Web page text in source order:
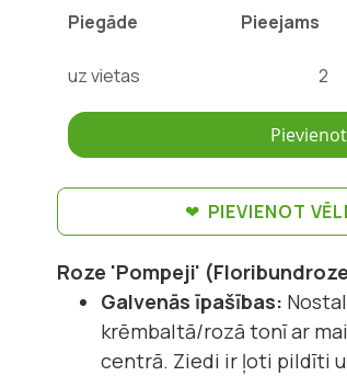
Piegāde Pieejams
uz vietas 2
PIEVIENOT
Roze 'Pompeji'
Galvenās īpašības:
krēmbaltā/rozā tonī ar
centrā. Ziedi ir ļoti pildīti